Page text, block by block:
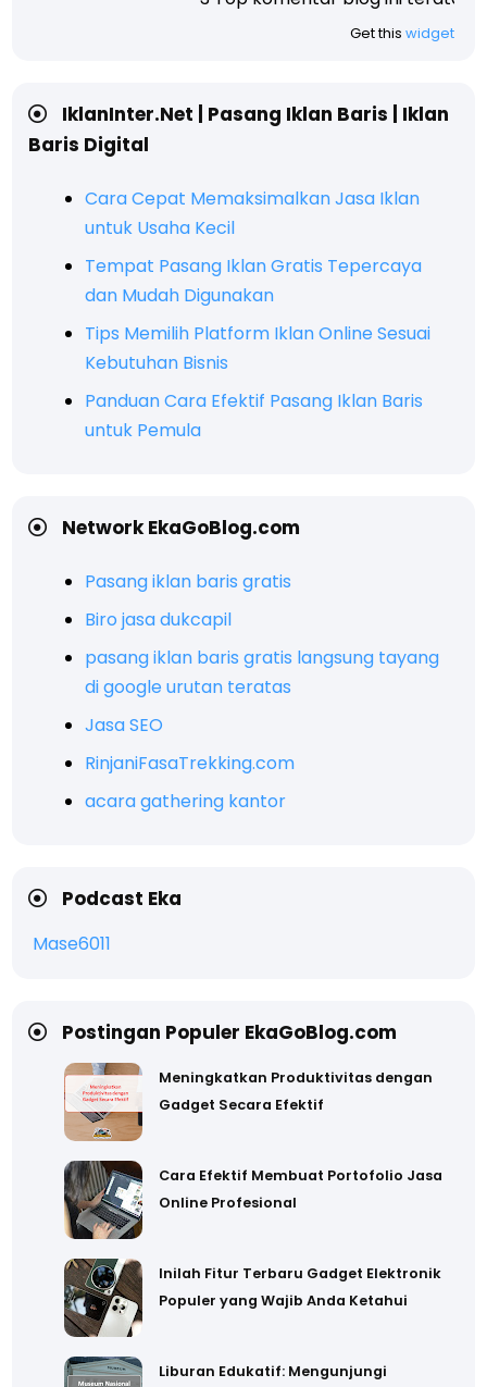
Get this widget
IklanInter.Net | Pasang Iklan Baris | Iklan
Baris Digital
Cara Cepat Memaksimalkan Jasa Iklan
untuk Usaha Kecil
Tempat Pasang Iklan Gratis Tepercaya
dan Mudah Digunakan
Tips Memilih Platform Iklan Online Sesuai
Kebutuhan Bisnis
Panduan Cara Efektif Pasang Iklan Baris
untuk Pemula
Network EkaGoBlog.com
Pasang iklan baris gratis
Biro jasa dukcapil
pasang iklan baris gratis langsung tayang
di google urutan teratas
Jasa SEO
RinjaniFasaTrekking.com
acara gathering kantor
Podcast Eka
Mase6011
Postingan Populer EkaGoBlog.com
Meningkatkan Produktivitas dengan
Gadget Secara Efektif
Cara Efektif Membuat Portofolio Jasa
Online Profesional
Inilah Fitur Terbaru Gadget Elektronik
Populer yang Wajib Anda Ketahui
Liburan Edukatif: Mengunjungi